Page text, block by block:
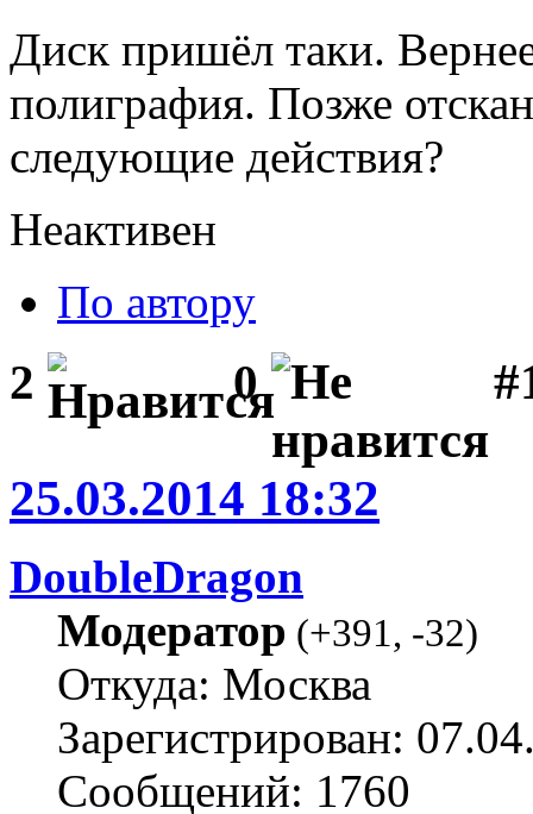
Диск пришёл таки.
полиграфия. Позже
следующие действия?
Неактивен
По автору
2 0
25.03.2014 18:32
DoubleDragon
Модератор (+391, -32)
Откуда: Москва
Зарегистрирован:
Сообщений: 1760